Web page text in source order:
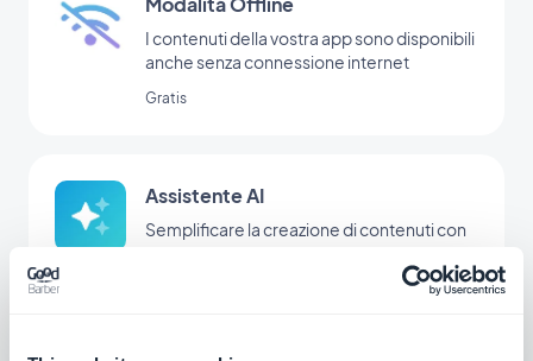
I contenuti della vostra app sono disponibili
anche senza connessione internet
Gratis
Assistente AI
Semplificare la creazione di contenuti con